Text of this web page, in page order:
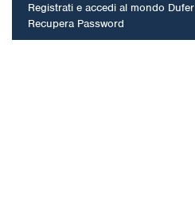
Registrati e accedi al mondo Dufer
Recupera Password